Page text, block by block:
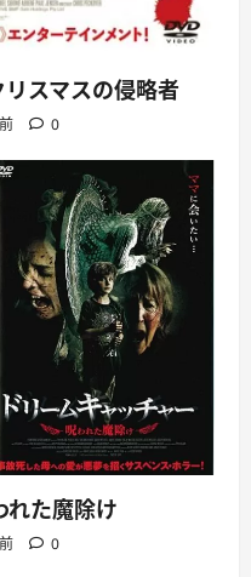
リスマスの侵略者
0
れた魔除け
0